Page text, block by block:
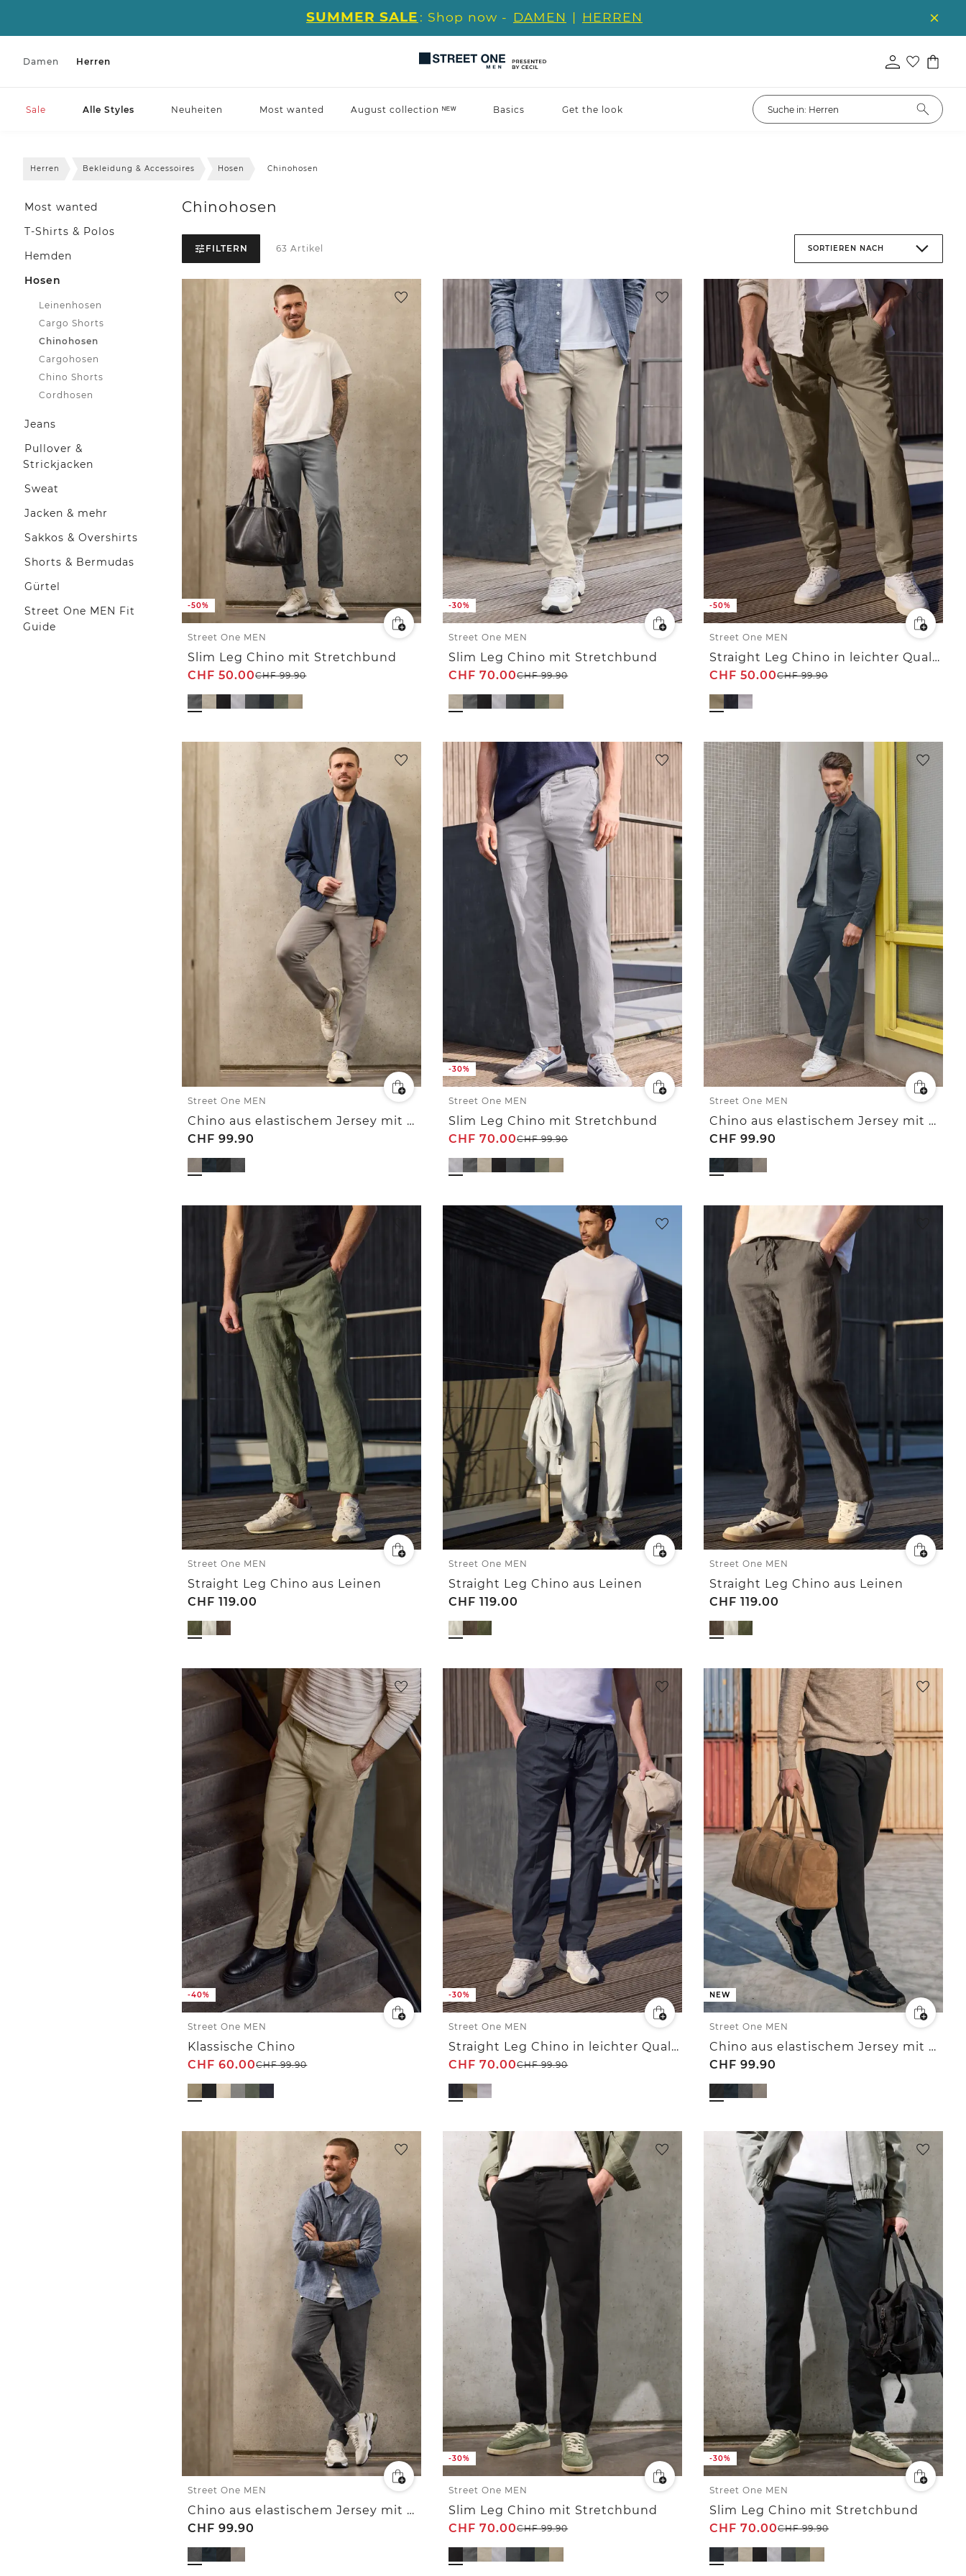
SUMMER SALE : Shop now - DAMEN | HERREN
Damen Herren
Sale Alle Styles Neuheiten Most wanted August collection ᴺᴱᵂ Basics Get the look
Herren Bekleidung & Accessoires Hosen Chinohosen
Most wanted
T-Shirts & Polos
Hemden
Hosen
Leinenhosen
Cargo Shorts
Chinohosen
Cargohosen
Chino Shorts
Cordhosen
Jeans
Pullover &
Strickjacken
Sweat
Jacken & mehr
Sakkos & Overshirts
Shorts & Bermudas
Gürtel
Street One MEN Fit
Guide
Chinohosen
FILTERN 63 Artikel SORTIEREN NACH
-50%
Street One MEN
Slim Leg Chino mit Stretchbund
CHF 50.00CHF99.90
-30%
Street One MEN
Slim Leg Chino mit Stretchbund
CHF 70.00CHF99.90
-50%
Street One MEN
Straight Leg Chino in leichter Qualität
CHF 50.00CHF99.90
Street One MEN
Chino aus elastischem Jersey mit Flexbund
CHF 99.90
-30%
Street One MEN
Slim Leg Chino mit Stretchbund
CHF 70.00CHF99.90
Street One MEN
Chino aus elastischem Jersey mit Flexbund
CHF 99.90
Street One MEN
Straight Leg Chino aus Leinen
CHF 119.00
Street One MEN
Straight Leg Chino aus Leinen
CHF 119.00
Street One MEN
Straight Leg Chino aus Leinen
CHF 119.00
-40%
Street One MEN
Klassische Chino
CHF 60.00CHF99.90
-30%
Street One MEN
Straight Leg Chino in leichter Qualität
CHF 70.00CHF99.90
NEW
Street One MEN
Chino aus elastischem Jersey mit Flexbund
CHF 99.90
Street One MEN
Chino aus elastischem Jersey mit Flexbund
CHF 99.90
-30%
Street One MEN
Slim Leg Chino mit Stretchbund
CHF 70.00CHF99.90
-30%
Street One MEN
Slim Leg Chino mit Stretchbund
CHF 70.00CHF99.90